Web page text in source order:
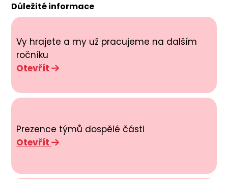
Důležité informace
Vy hrajete a my už pracujeme na dalším
ročníku
Otevřít
Prezence týmů dospělé části
Otevřít